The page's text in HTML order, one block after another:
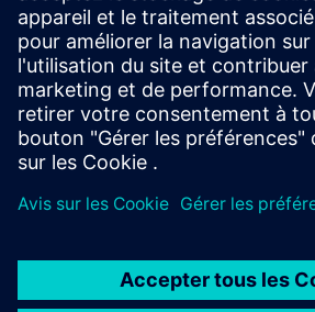
optimisation des CI précises, efficaces
les nœuds de processus et styles de
minimisant l'utilisation des ressources
saisie.
Apprendre auprès d'experts